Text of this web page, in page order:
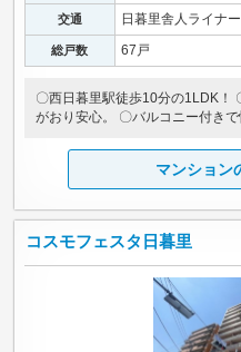
交通 日暮里舎人ライナ
総戸数 67戸
〇西日暮里駅徒歩10分の1LDK！
がおり安心。 〇バルコニー付きで
マンション
コスモフェスタ日暮里